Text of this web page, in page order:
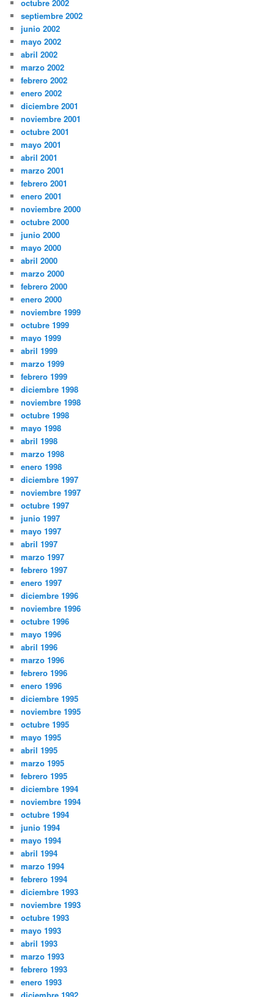
octubre 2002
septiembre 2002
junio 2002
mayo 2002
abril 2002
marzo 2002
febrero 2002
enero 2002
diciembre 2001
noviembre 2001
octubre 2001
mayo 2001
abril 2001
marzo 2001
febrero 2001
enero 2001
noviembre 2000
octubre 2000
junio 2000
mayo 2000
abril 2000
marzo 2000
febrero 2000
enero 2000
noviembre 1999
octubre 1999
mayo 1999
abril 1999
marzo 1999
febrero 1999
diciembre 1998
noviembre 1998
octubre 1998
mayo 1998
abril 1998
marzo 1998
enero 1998
diciembre 1997
noviembre 1997
octubre 1997
junio 1997
mayo 1997
abril 1997
marzo 1997
febrero 1997
enero 1997
diciembre 1996
noviembre 1996
octubre 1996
mayo 1996
abril 1996
marzo 1996
febrero 1996
enero 1996
diciembre 1995
noviembre 1995
octubre 1995
mayo 1995
abril 1995
marzo 1995
febrero 1995
diciembre 1994
noviembre 1994
octubre 1994
junio 1994
mayo 1994
abril 1994
marzo 1994
febrero 1994
diciembre 1993
noviembre 1993
octubre 1993
mayo 1993
abril 1993
marzo 1993
febrero 1993
enero 1993